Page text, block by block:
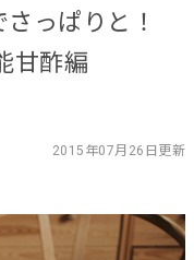
っぱりと！
甘酢編
2015年07月26日更新